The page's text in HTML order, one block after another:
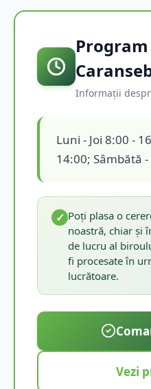
Informații
Luni - Joi 8:00 -
14:00; Sâmbătă
✓ Poți plasa o
noastră, chiar și
de lucru al
fi procesate în
lucrătoare.
Vezi